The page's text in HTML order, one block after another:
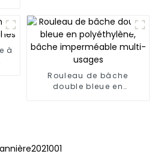
à
Rouleau de bâche
double bleue en